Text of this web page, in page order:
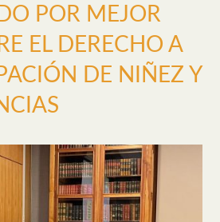
POR MEJOR
EL DERECHO A
DE NIÑEZ Y